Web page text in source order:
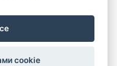
cookie